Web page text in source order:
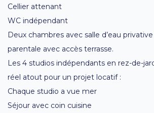
Cellier attenant
WC indépendant
Deux chambres avec salle d’eau
parentale avec accès terrasse.
Les 4 studios indépendants en rez-de-
réel atout pour un projet locatif :
Chaque studio a vue mer
Séjour avec coin cuisine